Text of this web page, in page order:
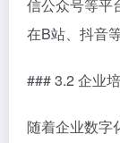
信公众号等平
在B站、抖音
### 3.2 企业
随着企业数字